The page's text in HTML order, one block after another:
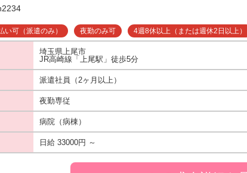
い可（派遣のみ） 夜勤のみ可 4週8休以上（または週休2日以上）
埼玉県上尾市
JR高崎線「上尾駅」徒歩5分
派遣社員（2ヶ月以上）
夜勤専従
病院（病棟）
日給 33000円 ～